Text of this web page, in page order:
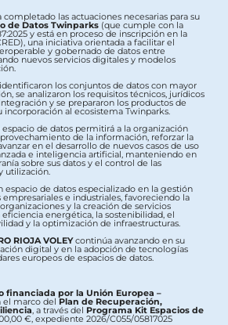
completado las actuaciones necesarias para su
de Datos Twinparks (que cumple con la
y está en proceso de inscripción en la
una iniciativa orientada a facilitar el
y gobernado de datos entre
nuevos servicios digitales y modelos
los conjuntos de datos con mayor
se analizaron los requisitos técnicos, jurídicos
y se prepararon los productos de
incorporación al ecosistema Twinparks.
de datos permitirá a la organización
de la información, reforzar la
en el desarrollo de nuevos casos de uso
e inteligencia artificial, manteniendo en
sobre sus datos y el control de las
utilización.
espacio de datos especializado en la gestión
e industriales, favoreciendo la
y la creación de servicios
energética, la sostenibilidad, el
y la optimización de infraestructuras.
RIOJA VOLEYcontinúa avanzando en su
digital y en la adopción de tecnologías
europeos de espacios de datos.
financiada por la Unión Europea –
el marco delPlan de Recuperación,
, a través del Programa Kit Espacios de
€, expediente 2026/C055/05817025